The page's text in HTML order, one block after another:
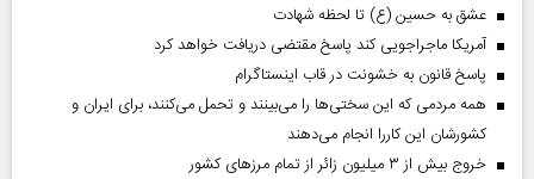
عشق به حسین (ع) تا لحظه شهادت
آمریکا ماجراجویی کند پاسخ مقتضی دریافت خواهد کرد
پاسخ قانون به خشونت در قاب اینستاگرام
همه مردمی که این سختی‌ها را می‌بینند و تحمل می‌کنند، برای ایران و
کشورشان این کاررا انجام می‌دهند
خروج بیش از ۳ میلیون زائر از تمام مرز‌های کشور